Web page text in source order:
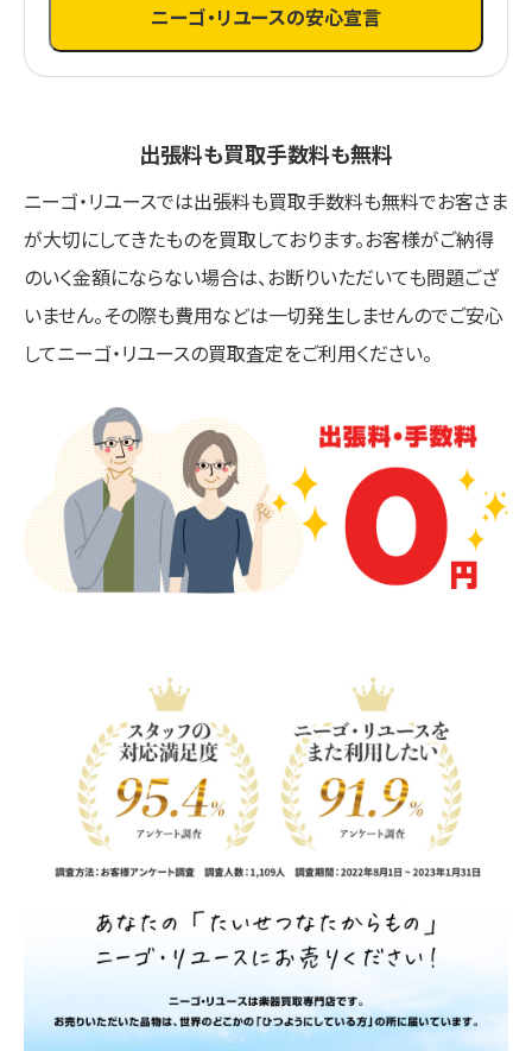
ニーゴ・リユースの安心宣言
出張料も買取手数料も無料
ニーゴ・リユースでは出張料も買取手数料も無料でお客さま
が大切にしてきたものを買取しております。お客様がご納得
のいく金額にならない場合は、お断りいただいても問題ござ
いません。その際も費用などは一切発生しませんのでご安心
してニーゴ・リユースの買取査定をご利用ください。